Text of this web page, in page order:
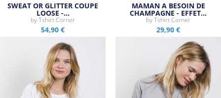
SWEAT OR GLITTER COUPE
LOOSE -…
byTshirt Corner
54,90 €
MAMAN A BESOIN DE
CHAMPAGNE - EFFET…
byTshirt Corner
29,90 €